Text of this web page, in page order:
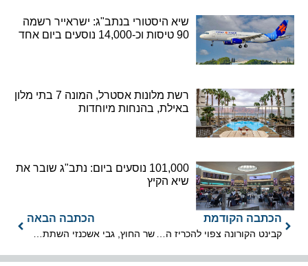
שיא היסטורי בנתב"ג: ישראייר רשמה
90 טיסות וכ-14,000 נוסעים ביום אחד
רשת מלונות אסטרל, המונה 7 בתי מלון
באילת, בהנחות מיוחדות
101,000 נוסעים ביום: נתב"ג שובר את
שיא הקיץ
הכתבה הקודמת
קבינט הקורונה צפוי להכריז היום על אילת כאי תיירותי
הכתבה הבאה
שר החוץ, גבי אשכנזי השתתף בפורום השנתי של משרד החוץ האמירתי